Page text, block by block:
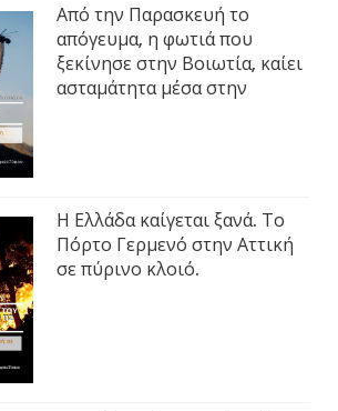
Από την Παρασκευή το
απόγευμα, η φωτιά που
ξεκίνησε στην Βοιωτία, καίει
ασταμάτητα μέσα στην
Η Ελλάδα καίγεται ξανά. Το
Πόρτο Γερμενό στην Αττική
σε πύρινο κλοιό.